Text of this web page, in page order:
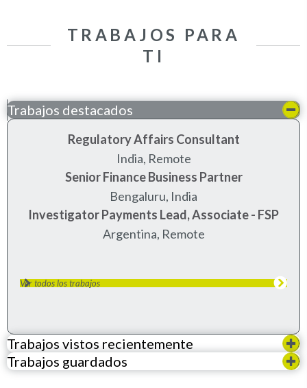
TRABAJOS PARA
TI
Trabajos destacados
Regulatory Affairs Consultant
India, Remote
Senior Finance Business Partner
bengaluru, india
Investigator Payments Lead, Associate - FSP
Argentina, Remote
Ver todos los trabajos
Trabajos vistos recientemente
Trabajos guardados